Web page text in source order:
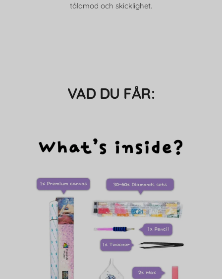
tålamod och skicklighet.
VAD DU FÅR: